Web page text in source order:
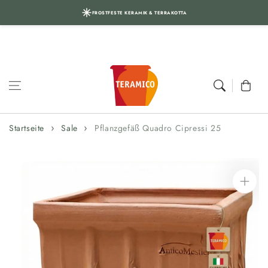
FROSTFESTE KERAMIK & TERRAKOTTA
Zum Inhalt
Startseite Sale Pflanzgefäß Quadro Cipressi 25